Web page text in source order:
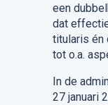
een
dat
titularis én
tot o.a.
In de
27 januari